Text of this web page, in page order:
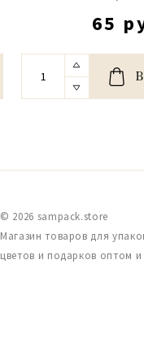
65
© 2026 sampack.store
Магазин товаров для
цветов и подарков оптом и